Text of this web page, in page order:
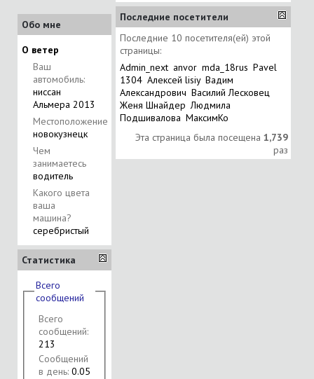
Обо мне
О ветер
Ваш
автомобиль:
ниссан
Альмера 2013
Местоположение
новокузнецк
Чем
занимаетесь
водитель
Какого цвета
ваша
машина?
серебристый
Статистика
Всего
сообщений
Всего
сообщений:
213
Сообщений
в день:0.05
Последние посетители
Последние 10 посетителя(ей) этой
страницы:
Admin_next anvor mda_18rus Pavel
1304 Алексей lisiy Вадим
Александрович Василий Лесковец
Женя Шнайдер Людмила
Подшивалова МаксимКо
Эта страница была посещена1,739
раз